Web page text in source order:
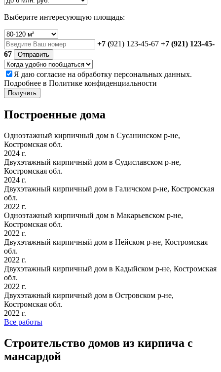
Выберите интересующую площадь:
+7 (921) 123-45-67 +7 (921) 123-45-
67
Отправить
Я даю согласие на обработку персональных данных.
Подробнее в Политике конфиденциальности
Получить
Построенные дома
Одноэтажный кирпичный дом в Сусанинском р-не,
Костромская обл.
2024 г.
Двухэтажный кирпичный дом в Судиславском р-не,
Костромская обл.
2024 г.
Двухэтажный кирпичный дом в Галичском р-не, Костромская
обл.
2022 г.
Одноэтажный кирпичный дом в Макарьевском р-не,
Костромская обл.
2022 г.
Двухэтажный кирпичный дом в Нейском р-не, Костромская
обл.
2022 г.
Двухэтажный кирпичный дом в Кадыйском р-не, Костромская
обл.
2022 г.
Двухэтажный кирпичный дом в Островском р-не,
Костромская обл.
2022 г.
Все работы
Строительство домов из кирпича с
мансардой